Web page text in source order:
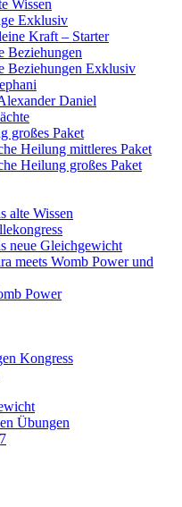
Wissen
Exklusiv
Kraft – Starter
Beziehungen
Beziehungen Exklusiv
Daniel
großes Paket
Heilung mittleres Paket
Heilung großes Paket
alte Wissen
neue Gleichgewicht
meets Womb Power und
Power
Kongress
Übungen